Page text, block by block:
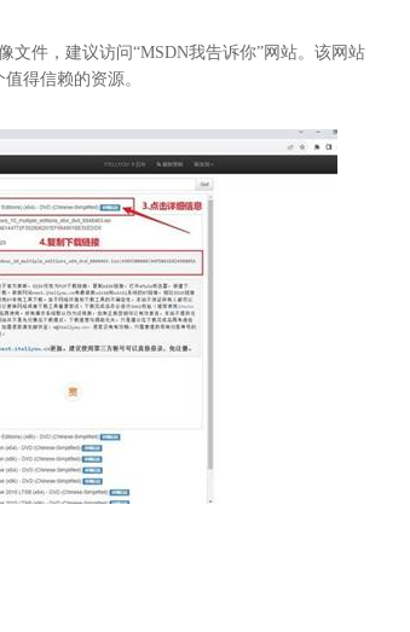
文件，建议访问“MSDN我告诉你”网站。该网站
得信赖的资源。